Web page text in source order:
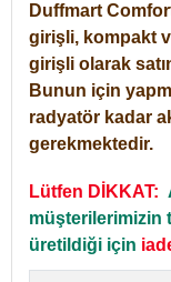
Duffmart
girişli, kompakt
girişli olarak
Bunun için
radyatör kadar
gerekmektedir.
Lütfen DİKKAT:
müşterilerimizin
üretildiği için